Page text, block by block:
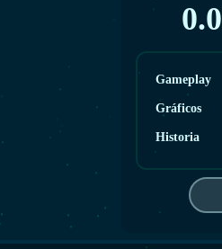
0.0
Gameplay
Gráficos
Historia